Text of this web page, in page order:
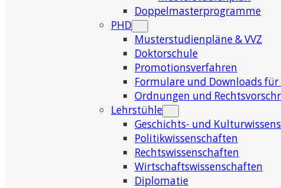
Doppelmasterprogramme
PHD
Musterstudienpläne & VVZ
Doktorschule
Promotionsverfahren
Formulare und Downloads für
Ordnungen und
Lehrstühle
Geschichts- und
Politikwissenschaften
Rechtswissenschaften
Wirtschaftswissenschaften
Diplomatie